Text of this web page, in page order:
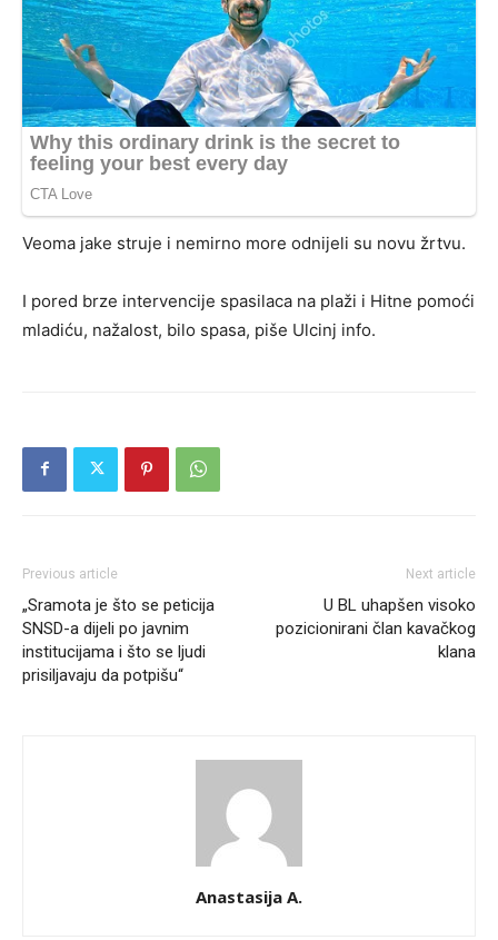
Veoma jake struje i nemirno more odnijeli su novu žrtvu.
I pored brze intervencije spasilaca na plaži i Hitne pomoći
mladiću, nažalost, bilo spasa, piše Ulcinj info.
Previous article
„Sramota je što se peticija
SNSD-a dijeli po javnim
institucijama i što se ljudi
prisiljavaju da potpišu“
Next article
U BL uhapšen visoko
pozicionirani član kavačkog
klana
Anastasija A.